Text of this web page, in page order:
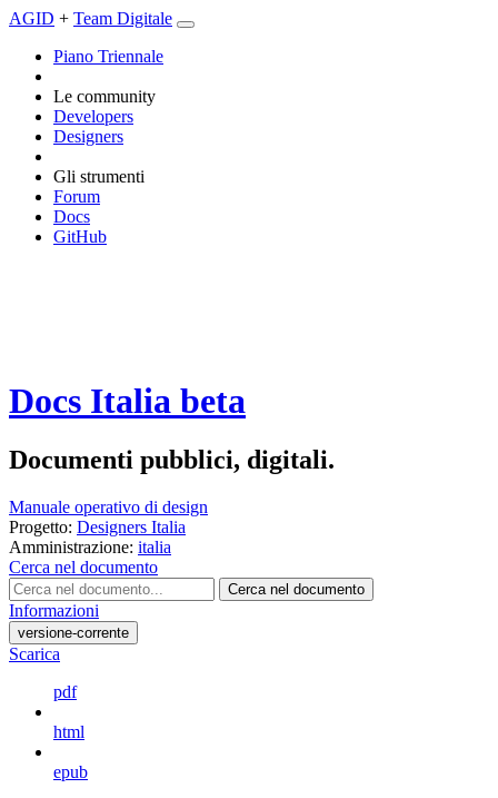
AGID + Team Digitale
Piano Triennale
Le community
Developers
Designers
Gli strumenti
Forum
Docs
GitHub
Docs Italia beta
Documenti pubblici, digitali.
Manuale operativo di design
Progetto: Designers Italia
Amministrazione: italia
Cerca nel documento
Cerca nel documento
Informazioni
versione-corrente
Scarica
pdf
html
epub